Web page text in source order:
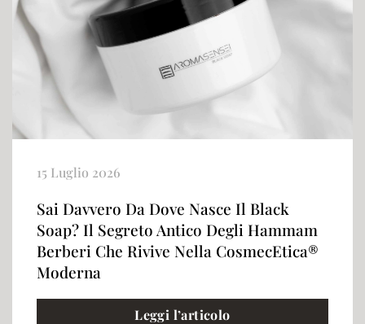
15 Luglio 2026
Sai Davvero Da Dove Nasce Il Black
Soap? Il Segreto Antico Degli Hammam
Berberi Che Rivive Nella CosmecEtica®
Moderna
Leggi l’articolo